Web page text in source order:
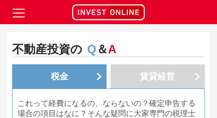
不動産投資の Q ＆A
税金 賃貸経営
これって経費になるの、ならないの？確定申告する
場合の項目はなに？そんな疑問に大家専門の税理士